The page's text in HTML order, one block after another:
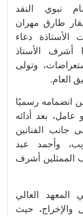
نبوي النقد
طارق مهران
الأستاذة دعاء
أشرف الأستاذ
وتولى
العام.
انضمامه رسميًا
عامل، بعد أدائه
أبريل، إلى جانب الفنانين
وأحمد عبد
الممثلين أشرف
العالي
والإخراج، حيث